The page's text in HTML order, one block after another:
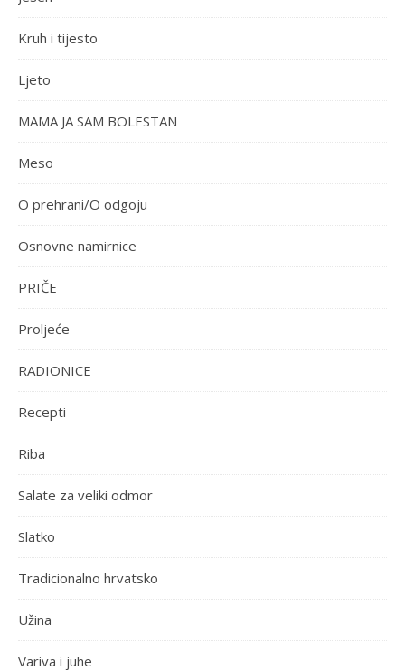
Kruh i tijesto
Ljeto
MAMA JA SAM BOLESTAN
Meso
O prehrani/O odgoju
Osnovne namirnice
PRIČE
Proljeće
RADIONICE
Recepti
Riba
Salate za veliki odmor
Slatko
Tradicionalno hrvatsko
Užina
Variva i juhe